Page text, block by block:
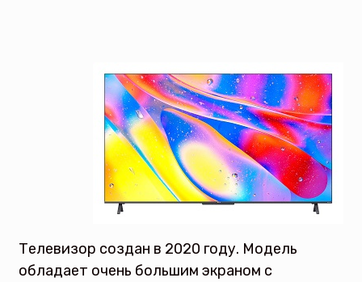
Телевизор создан в 2020 году. Модель
обладает очень большим экраном с